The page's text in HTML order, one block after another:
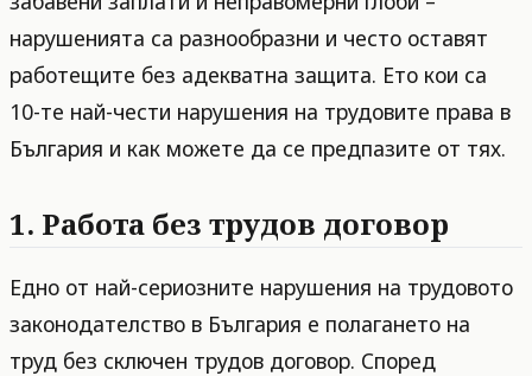
нарушенията са разнообразни и често оставят
работещите без адекватна защита. Ето кои са
10-те най-чести нарушения на трудовите права в
България и как можете да се предпазите от тях.
1. Работа без трудов договор
Едно от най-сериозните нарушения на трудовото
законодателство в България е полагането на
труд без сключен трудов договор. Според